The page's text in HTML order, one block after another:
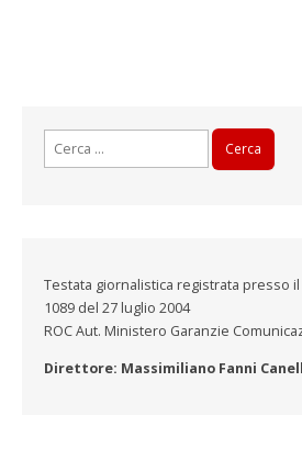
Testata giornalistica registrata presso
1089 del 27 luglio 2004
ROC Aut. Ministero Garanzie
Direttore: Massimiliano Fanni